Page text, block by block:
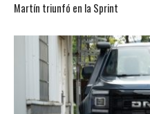
Martín triunfó en la Sprint